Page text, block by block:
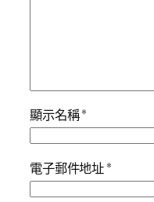
顯示名稱*
電子郵件地址*